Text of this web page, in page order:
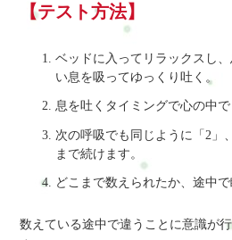
【テスト方法】
ベッドに入ってリラックスし
い息を吸ってゆっくり吐く。
息を吐くタイミングで心の中で
次の呼吸でも同じように「2」
まで続けます。
どこまで数えられたか、途中
数えている途中で違うことに意識が